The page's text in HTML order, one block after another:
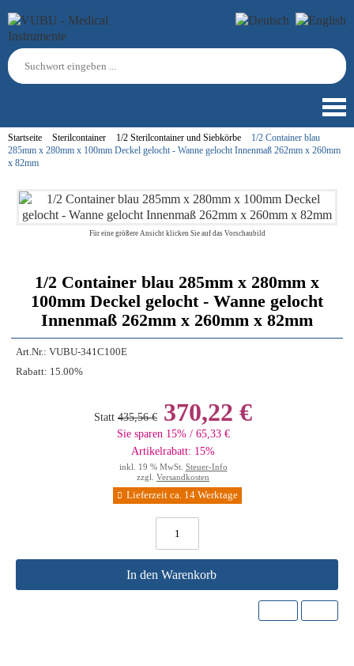
Startseite Sterilcontainer 1/2 Sterilcontainer und Siebkörbe
1/2 Container blau
285mm x 280mm x 100mm Deckel gelocht - Wanne gelocht Innenmaß 262mm x 260mm
x 82mm
Für eine größere Ansicht klicken Sie auf das Vorschaubild
1/2 Container blau 285mm x 280mm x
100mm Deckel gelocht - Wanne gelocht
Innenmaß 262mm x 260mm x 82mm
Art.Nr.: VUBU-341C100E
Rabatt: 15.00%
Statt 435,56 € 370,22 €
Sie sparen 15% / 65,33 €
Artikelrabatt: 15%
inkl. 19 % MwSt. Steuer-Info
zzgl. Versandkosten
Lieferzeit ca. 14 Werktage
In den Warenkorb